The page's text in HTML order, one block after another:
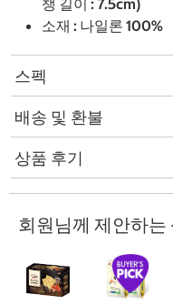
챙 길이 : 7.5cm)
소재 : 나일론 100%
스펙
배송 및 환불
상품 후기
회원님께 제안하는